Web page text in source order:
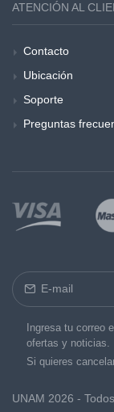
ATENCIÓN AL
Contacto
Ubicación
Soporte
Preguntas
Ingresa tu correo
ofertas y noticias.
Si quieres
UNAM 2026 -